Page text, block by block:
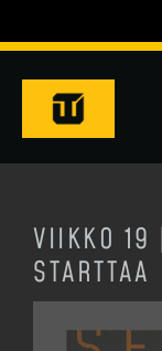
VIIKKO 19
STARTTAA